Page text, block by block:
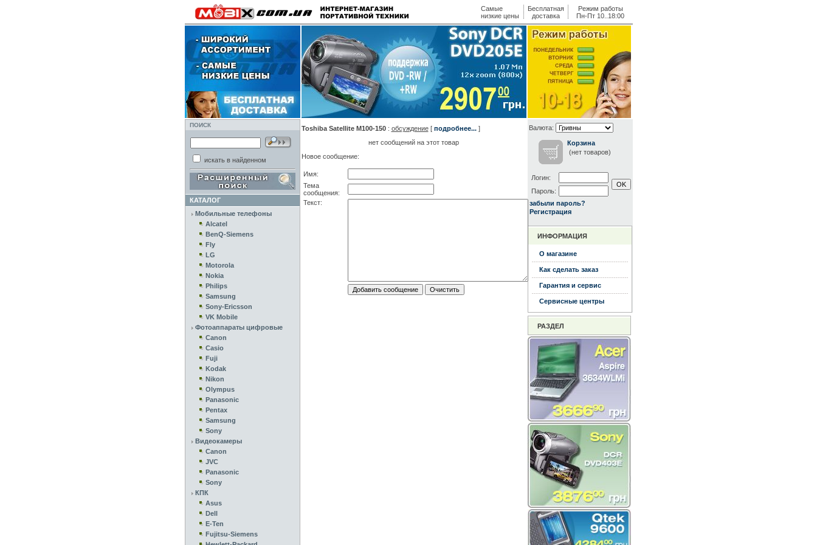
Самые
низкие цены
Бесплатная
доставка
Режим работы
Пн-Пт 10..18:00
ПОИСК
искать в найденном
КАТАЛОГ
Мобильные телефоны
Alcatel
BenQ-Siemens
Fly
LG
Motorola
Nokia
Philips
Samsung
Sony-Ericsson
VK Mobile
Фотоаппараты цифровые
Canon
Casio
Fuji
Kodak
Nikon
Olympus
Panasonic
Pentax
Samsung
Sony
Видеокамеры
Canon
JVC
Panasonic
Sony
КПК
Asus
Dell
E-Ten
Fujitsu-Siemens
Toshiba Satellite M100-150: обсуждение[ подробнее...]
нет сообщений на этот товар
Новое сообщение:
Имя:
Тема
сообщения:
Текст:
Валюта:
Корзина
(нет товаров)
Логин:
Пароль:
забыли пароль?
Регистрация
ИНФОРМАЦИЯ
О магазине
Как сделать заказ
Гарантия и сервис
Сервисные центры
РАЗДЕЛ